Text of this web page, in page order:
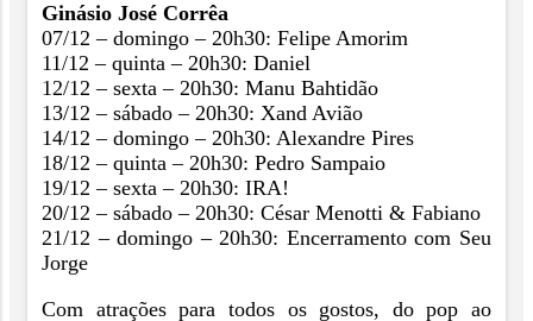
Ginásio José Corrêa
07/12 – domingo – 20h30: Felipe Amorim
11/12 – quinta – 20h30: Daniel
12/12 – sexta – 20h30: Manu Bahtidão
13/12 – sábado – 20h30: Xand Avião
14/12 – domingo – 20h30: Alexandre Pires
18/12 – quinta – 20h30: Pedro Sampaio
19/12 – sexta – 20h30: IRA!
20/12 – sábado – 20h30: César Menotti & Fabiano
21/12 – domingo – 20h30: Encerramento com Seu
Jorge
Com atrações para todos os gostos, do pop ao